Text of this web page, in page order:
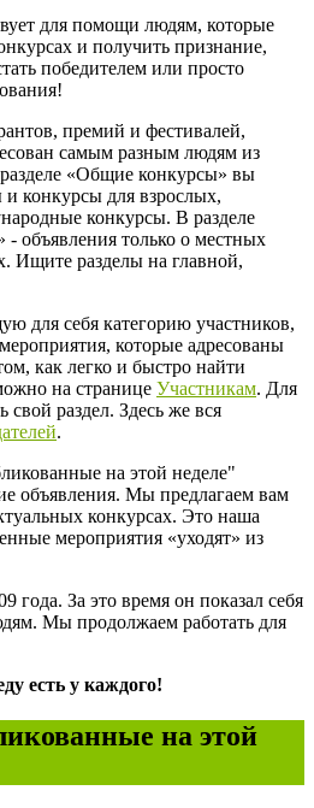
для помощи людям, которые
и получить признание,
победителем или просто
премий и фестивалей,
самым разным людям из
«Общие конкурсы» вы
и конкурсы для взрослых,
конкурсы. В разделе
объявления только о местных
Ищите разделы на главной,
для себя категорию участников,
которые адресованы
как легко и быстро найти
на странице Участникам. Для
свой раздел. Здесь же вся
.
на этой неделе"
объявления. Мы предлагаем вам
конкурсах. Это наша
мероприятия «уходят» из
года. За это время он показал себя
Мы продолжаем работать для
есть у каждого!
на этой